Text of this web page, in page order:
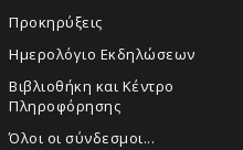
Προκηρύξεις
Ημερολόγιο Εκδηλώσεων
Βιβλιοθήκη και Κέντρο
Πληροφόρησης
Όλοι οι σύνδεσμοι...